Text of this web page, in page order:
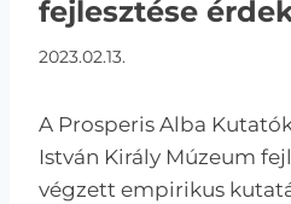
fejlesztése
2023.02.13.
A Prosperis Alba
István Király Múzeum
végzett empirikus